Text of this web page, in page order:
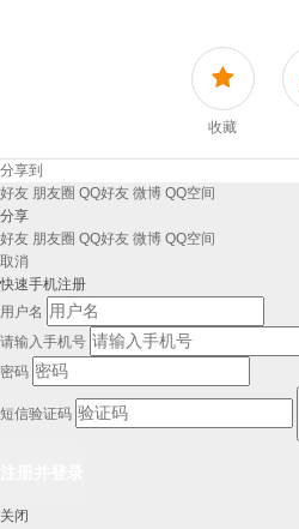
收藏
分享到
好友 朋友圈 QQ好友 微博 QQ空间
分享
好友 朋友圈 QQ好友 微博 QQ空间
取消
快速手机注册
用户名
请输入手机号
密码
短信验证码
关闭